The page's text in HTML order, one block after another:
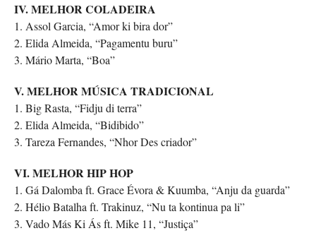
IV. MELHOR COLADEIRA
1. Assol Garcia, “Amor ki bira dor”
2. Elida Almeida, “Pagamentu buru”
3. Mário Marta, “Boa”
V. MELHOR MÚSICA TRADICIONAL
1. Big Rasta, “Fidju di terra”
2. Elida Almeida, “Bidibido”
3. Tareza Fernandes, “Nhor Des criador”
VI. MELHOR HIP HOP
1. Gá Dalomba ft. Grace Évora & Kuumba, “Anju da guarda”
2. Hélio Batalha ft. Trakinuz, “Nu ta kontinua pa li”
3. Vado Más Ki Ás ft. Mike 11, “Justiça”